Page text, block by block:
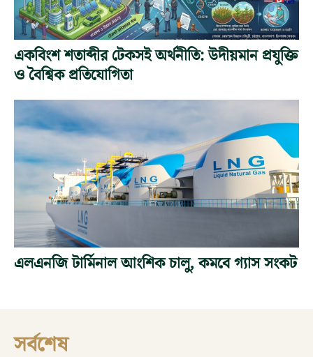
একবিংশ শতাব্দীর টেকসই অর্থনীতি: উদীয়মান প্রযুক্তি
ও বৈশ্বিক প্রতিযোগিতা
এলএনজি টার্মিনাল আংশিক চালু, কমবে গ্যাস সংকট
সর্বশেষ